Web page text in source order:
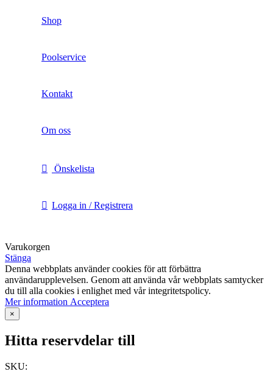
Shop
Poolservice
Kontakt
Om oss
Önskelista
Logga in / Registrera
Varukorgen
Stänga
Denna webbplats använder cookies för att förbättra
användarupplevelsen. Genom att använda vår webbplats samtycker
du till alla cookies i enlighet med vår integritetspolicy.
Mer information Mer
Acceptera
×
Hitta reservdelar till
SKU: